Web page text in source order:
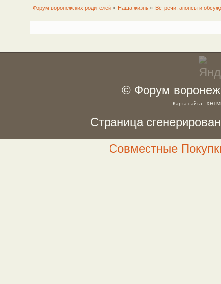
Форум воронежских родителей» Наша жизнь » Встречи: анонсы и
© Форум
Карта сайта
Страница
Совместные